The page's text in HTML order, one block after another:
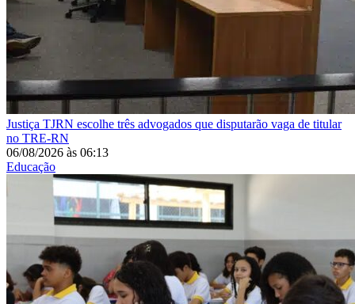
Justiça TJRN escolhe três advogados que disputarão vaga de titular
no TRE-RN
06/08/2026 às 06:13
Educação